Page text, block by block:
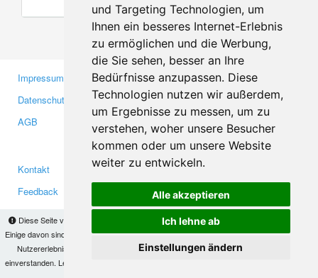
und Targeting Technologien, um
Ihnen ein besseres Internet-Erlebnis
zu ermöglichen und die Werbung,
die Sie sehen, besser an Ihre
Bedürfnisse anzupassen. Diese
Technologien nutzen wir außerdem,
um Ergebnisse zu messen, um zu
verstehen, woher unsere Besucher
kommen oder um unsere Website
weiter zu entwickeln.
Alle akzeptieren
Ich lehne ab
Einstellungen ändern
Diese Seite verwendet Cookies, um Informationen auf Ihrem Computer zu speichern.
Einige davon sind notwendig, damit unsere Seite funktioniert, andere helfen uns dabei, das
Nutzererlebnis zu verbessern. Mit der Nutzung dieser Seite erklären Sie sich damit
einverstanden. Lesen Sie unsere
Impressum
Datenschutzerklärung
AGB
Gewerbetreibende
Investoren
Medien
Kontakt
Feedback
Facebook
Twitter
YouTube
Google+